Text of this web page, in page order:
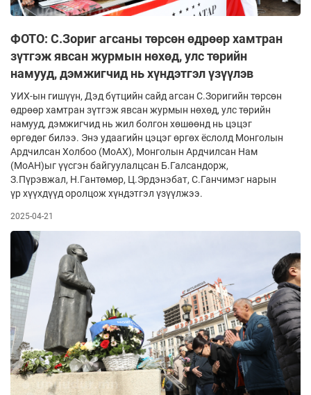
ФОТО: С.Зориг агсаны төрсөн өдрөөр хамтран
зүтгэж явсан журмын нөхөд, улс төрийн
намууд, дэмжигчид нь хүндэтгэл үзүүлэв
УИХ-ын гишүүн, Дэд бүтцийн сайд агсан С.Зоригийн төрсөн
өдрөөр хамтран зүтгэж явсан журмын нөхөд, улс төрийн
намууд, дэмжигчид нь жил болгон хөшөөнд нь цэцэг
өргөдөг билээ. Энэ удаагийн цэцэг өргөх ёслолд Монголын
Ардчилсан Холбоо (МоАХ), Монголын Ардчилсан Нам
(МоАН)ыг үүсгэн байгуулалцсан Б.Галсандорж,
З.Пүрэвжал, Н.Гантөмөр, Ц.Эрдэнэбат, С.Ганчимэг нарын
үр хүүхдүүд оролцож хүндэтгэл үзүүлжээ.
2025-04-21